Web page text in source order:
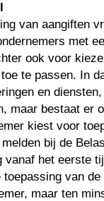
van aangiften
met
ook voor
te passen. In
en
maar bestaat er
kiest voor
bij de
het eerste
van
maar ten